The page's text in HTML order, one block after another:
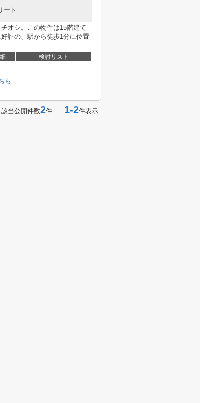
ート
オシ。この物件は15階建て
評の、駅から徒歩1分に位置
検討リスト
ら
該当公開件数2件 1-2件表示